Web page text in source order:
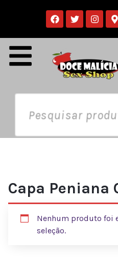
Capa Peniana
Nenhum produto foi
seleção.